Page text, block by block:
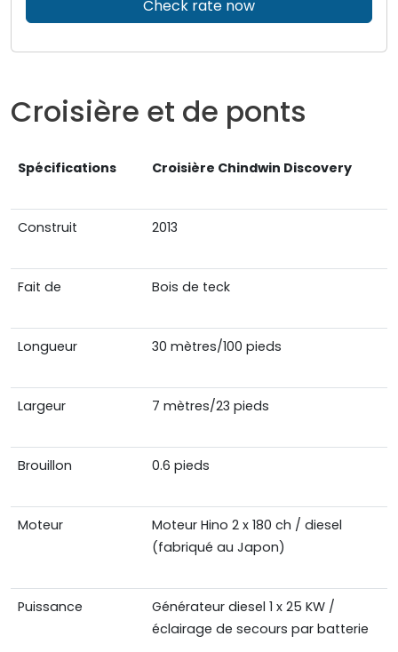
Check rate now
Croisière et de ponts
Spécifications Croisière Chindwin Discovery
Construit 2013
Fait de Bois de teck
Longueur 30 mètres/100 pieds
Largeur 7 mètres/23 pieds
Brouillon 0.6 pieds
Moteur
Moteur Hino 2 x 180 ch / diesel
(fabriqué au Japon)
Puissance
Générateur diesel 1 x 25 KW /
éclairage de secours par batterie